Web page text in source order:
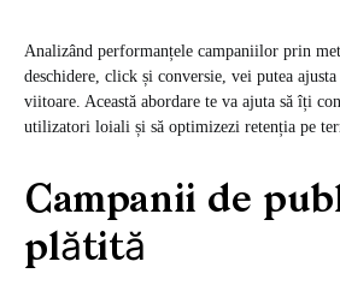
Analizând performanțele campaniilor prin
deschidere, click și conversie, vei putea
viitoare. Această abordare te va ajuta să îți
utilizatori loiali și să optimizezi retenția pe
Campanii de
plătită